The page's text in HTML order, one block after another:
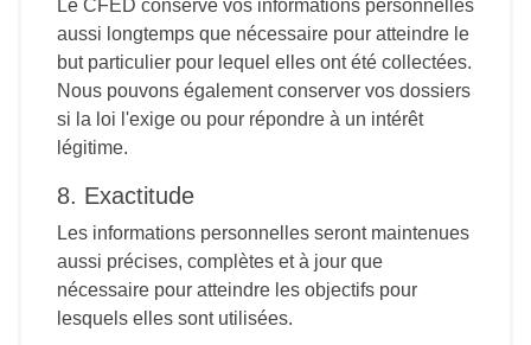
Le CFÉD conserve vos informations personnelles
aussi longtemps que nécessaire pour atteindre le
but particulier pour lequel elles ont été collectées.
Nous pouvons également conserver vos dossiers
si la loi l'exige ou pour répondre à un intérêt
légitime.
8. Exactitude
Les informations personnelles seront maintenues
aussi précises, complètes et à jour que
nécessaire pour atteindre les objectifs pour
lesquels elles sont utilisées.